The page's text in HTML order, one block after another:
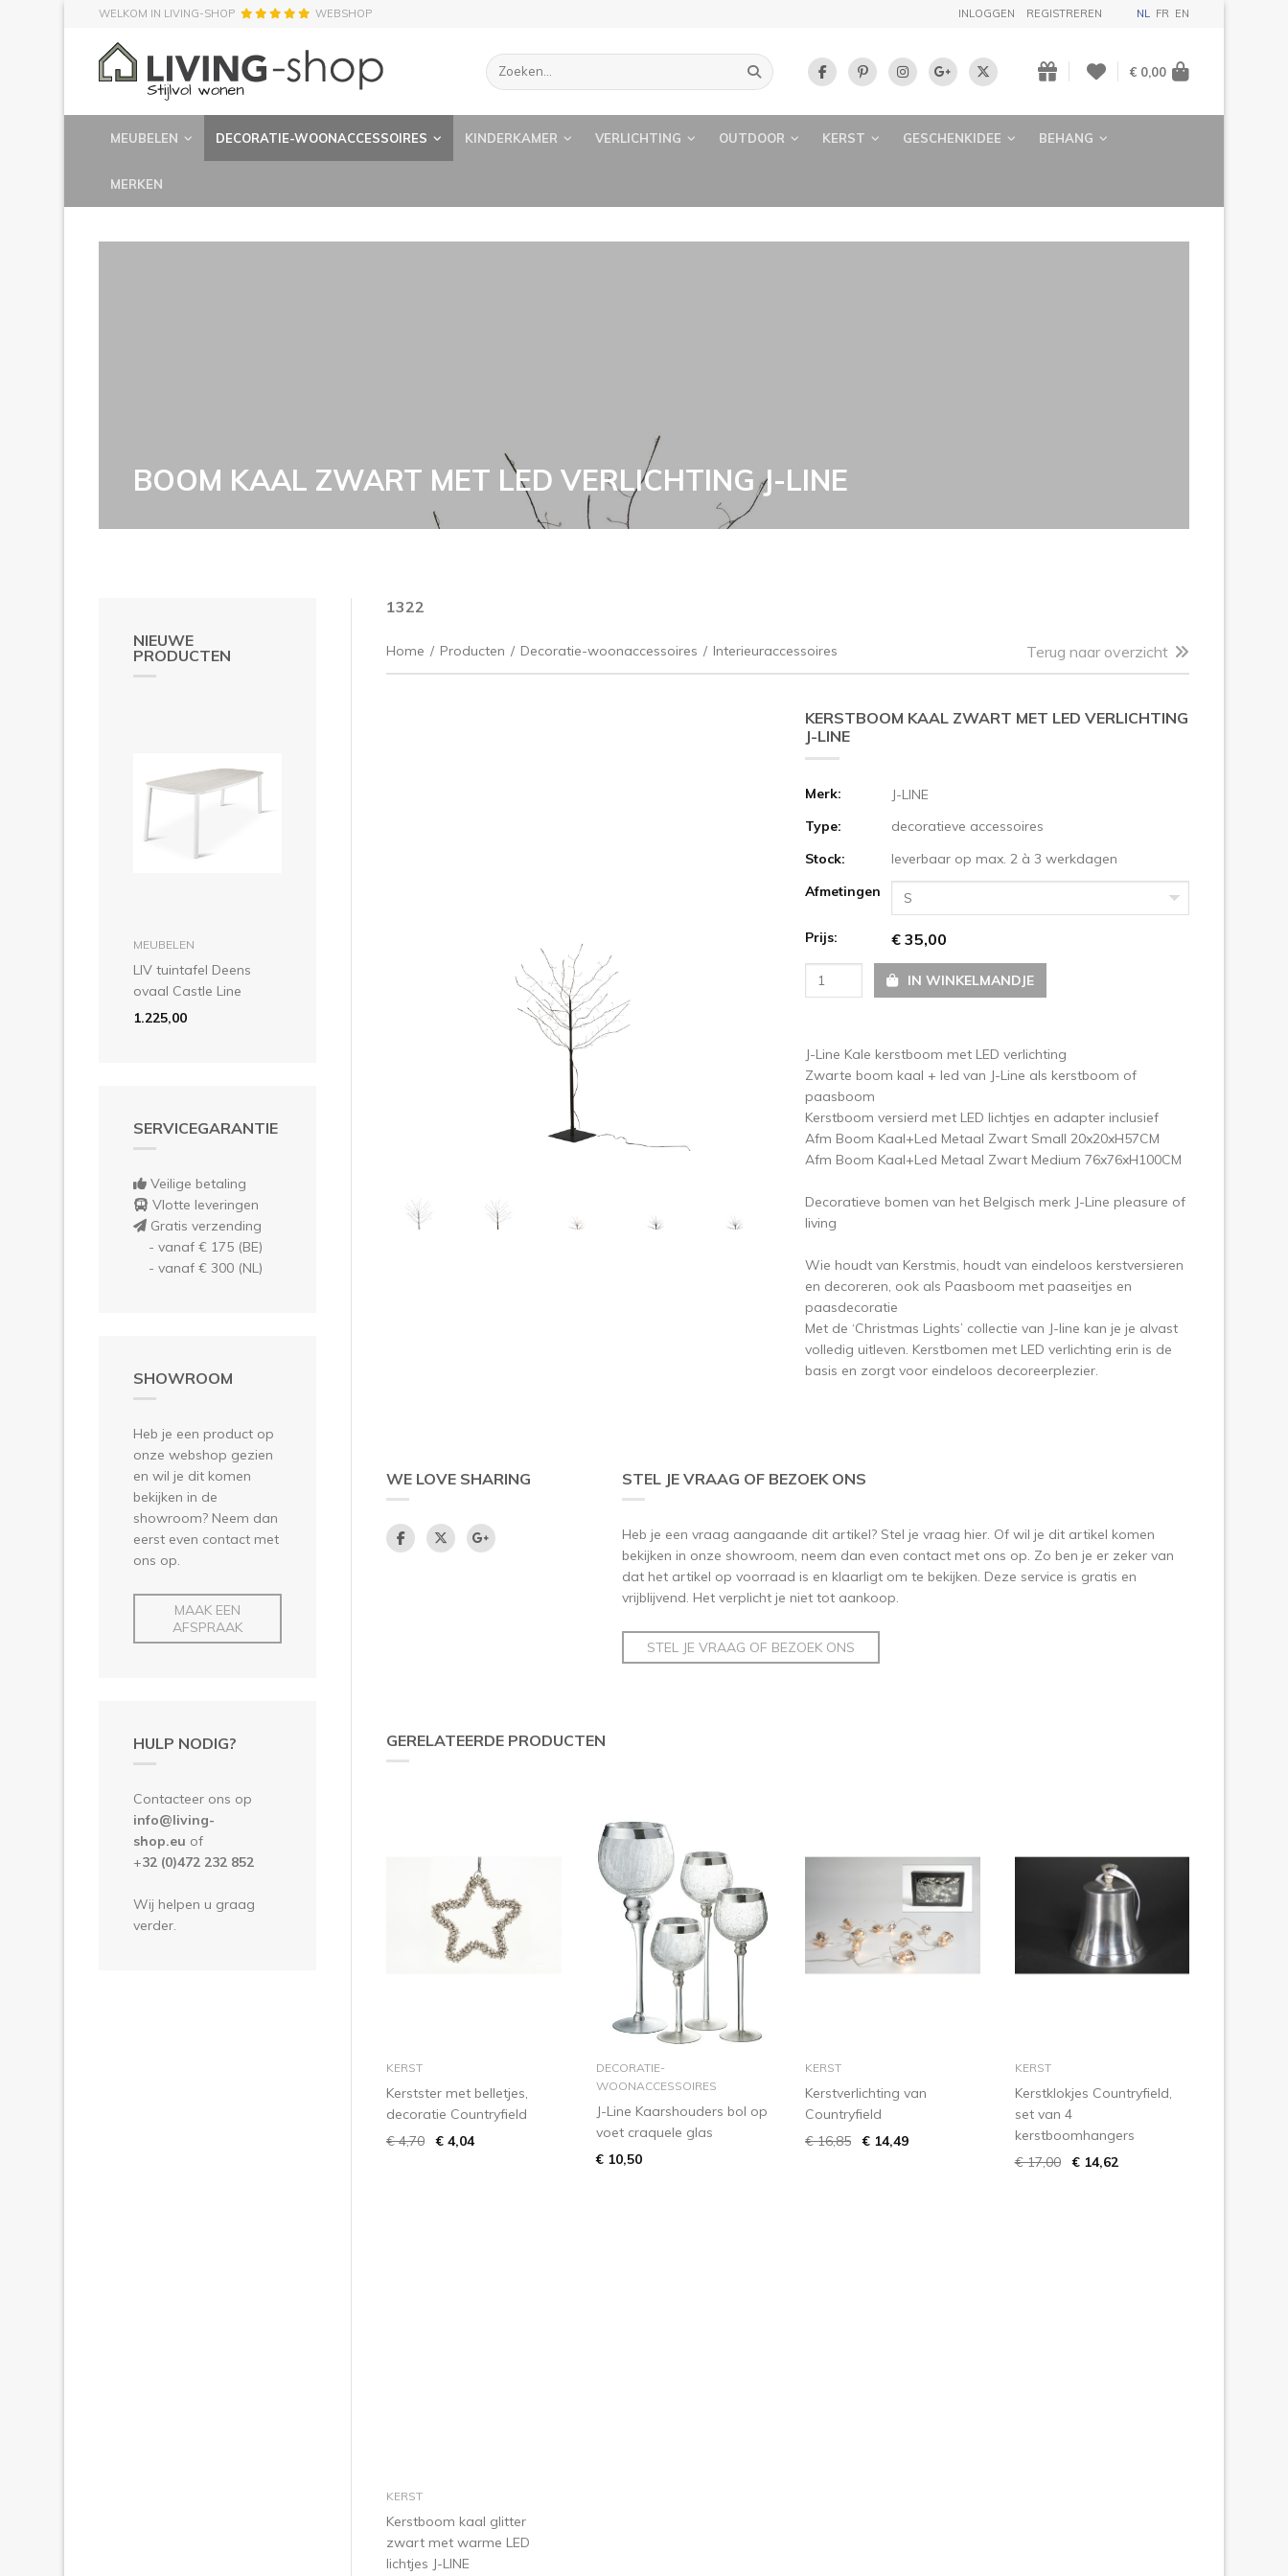
WELKOM IN LIVING-SHOP WEBSHOP INLOGGEN REGISTREREN NL FR EN
€ 0,00
MEUBELEN DECORATIE-WOONACCESSOIRES KINDERKAMER VERLICHTING OUTDOOR KERST GESCHENKIDEE BEHANG
MERKEN
BOOM KAAL ZWART MET LED VERLICHTING J-LINE
NIEUWE
PRODUCTEN
in winkelmandje
MEUBELEN
LIV tuintafel Deens
ovaal Castle Line
1.225,00
SERVICEGARANTIE
Veilige betaling
Vlotte leveringen
Gratis verzending
- vanaf € 175 (BE)
- vanaf € 300 (NL)
SHOWROOM
Heb je een product op
onze webshop gezien
en wil je dit komen
bekijken in de
showroom? Neem dan
eerst even contact met
ons op.
MAAK EEN
AFSPRAAK
HULP NODIG?
Contacteer ons op
info@living-
shop.eu of
+32 (0)472 232 852
Wij helpen u graag
verder.
1322
Home / Producten / Decoratie-woonaccessoires / Interieuraccessoires Terug naar overzicht
Volgende
KERSTBOOM KAAL ZWART MET LED VERLICHTING
J-LINE
Merk:
J-LINE
Type:
decoratieve accessoires
Stock:
leverbaar op max. 2 à 3 werkdagen
Afmetingen
S
Prijs: € 35,00
IN WINKELMANDJE
J-Line Kale kerstboom met LED verlichting
Zwarte boom kaal + led van J-Line als kerstboom of
paasboom
Kerstboom versierd met LED lichtjes en adapter inclusief
Afm Boom Kaal+Led Metaal Zwart Small 20x20xH57CM
Afm Boom Kaal+Led Metaal Zwart Medium 76x76xH100CM
Decoratieve bomen van het Belgisch merk J-Line pleasure of
living
Wie houdt van Kerstmis, houdt van eindeloos kerstversieren
en decoreren, ook als Paasboom met paaseitjes en
paasdecoratie
Met de ‘Christmas Lights’ collectie van J-line kan je je alvast
volledig uitleven. Kerstbomen met LED verlichting erin is de
basis en zorgt voor eindeloos decoreerplezier.
WE LOVE SHARING STEL JE VRAAG OF BEZOEK ONS
Heb je een vraag aangaande dit artikel? Stel je vraag hier. Of wil je dit artikel komen
bekijken in onze showroom, neem dan even contact met ons op. Zo ben je er zeker van
dat het artikel op voorraad is en klaarligt om te bekijken. Deze service is gratis en
vrijblijvend. Het verplicht je niet tot aankoop.
STEL JE VRAAG OF BEZOEK ONS
GERELATEERDE PRODUCTEN
KERST
Kerstster met belletjes,
decoratie Countryfield
€ 4,70
€ 4,04
in winkelmandje
DECORATIE-
WOONACCESSOIRES
J-Line Kaarshouders bol op
voet craquele glas
€ 10,50
KERST
Kerstverlichting van
Countryfield
€ 16,85
€ 14,49
KERST
Kerstklokjes Countryfield,
set van 4
kerstboomhangers
€ 17,00
€ 14,62
KERST
Kerstboom kaal glitter
zwart met warme LED
lichtjes J-LINE